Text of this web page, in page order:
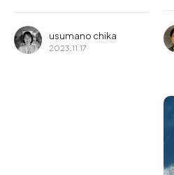
usumano chika
2023.11.17